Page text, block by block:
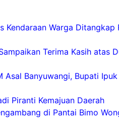
Warga Ditangkap
Terima Kasih atas
Asal Banyuwangi, Bupati
Piranti Kemajuan Daerah
di Pantai Bimo